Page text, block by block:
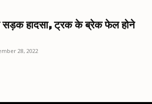
सड़क हादसा, ट्रक के ब्रेक फेल होने
28, 2022